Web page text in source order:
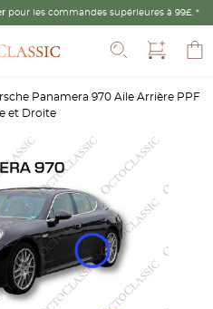
pour les commandes supérieures à 99£. *
Recherche
Panamera 970 Aile Arrière PPF
et Droite